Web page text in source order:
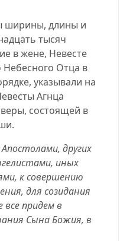
ширины, длины и
тысяч
в жене, Невесте
Небесного Отца в
указывали на
Агнца
состоящей в
других
иных
к совершению
для созидания
все придем в
Сына Божия, в